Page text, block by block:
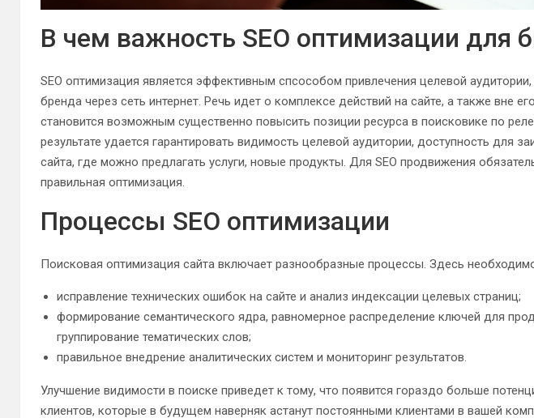
В чем важность SEO оптимизации для
SEO оптимизация является эффективным спсособом привлечения целевой
бренда через сеть интернет. Речь идет о комплексе действий на сайте, а также вне
становится возможным существенно повысить позиции ресурса в поисковике по
результате удается гарантировать видимость целевой аудитории, доступность для
сайта, где можно предлагать услуги, новые продукты. Для SEO продвижения
правильная оптимизация.
Процессы SEO оптимизации
Поисковая оптимизация сайта включает разнообразные процессы. Здесь
исправление технических ошибок на сайте и анализ индексации целевых страниц;
формирование семантического ядра, равномерное распределение ключей для
группирование тематических слов;
правильное внедрение аналитических систем и мониторинг результатов.
Улучшение видимости в поиске приведет к тому, что появится гораздо больше
клиентов, которые в будущем наверняк астанут постоянными клиентами в вашей